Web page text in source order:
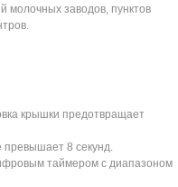
заводов, пунктов
крышки предотвращает
8 секунд.
таймером с диапазоном